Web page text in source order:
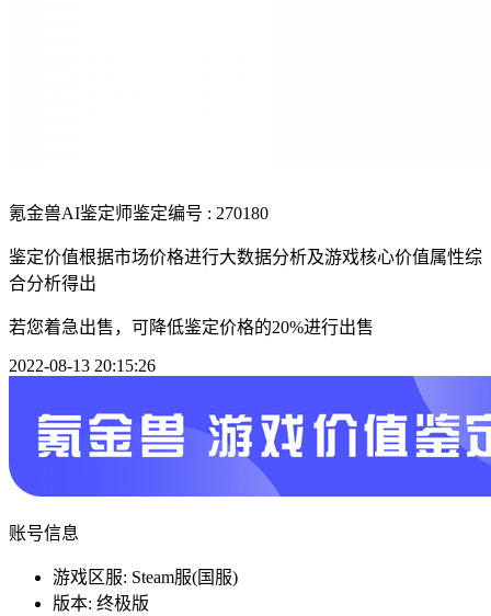
氪金兽AI鉴定师鉴定编号 : 270180
鉴定价值根据市场价格进行大数据分析及游戏核心价值属性综
合分析得出
若您着急出售，可降低鉴定价格的20%进行出售
2022-08-13 20:15:26
账号信息
游戏区服: Steam服(国服)
版本: 终极版